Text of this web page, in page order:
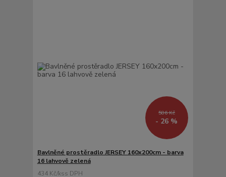
586 Kč
- 26 %
Bavlněné prostěradlo JERSEY 160x200cm - barva
16 lahvově zelená
434 Kč/ks